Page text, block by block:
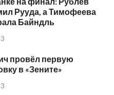
Рууда, а Тимофеева
Байндль
провёл первую
в «Зените»